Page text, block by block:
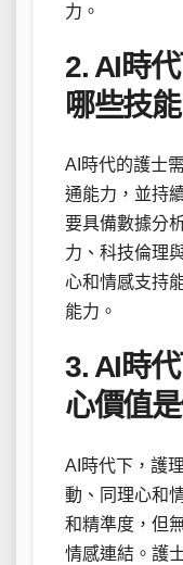
力。
2. AI時
哪些技能
AI時代的護士
通能力，並持
要具備數據分
力、科技倫理
心和情感支持
能力。
3. AI時
心價值
AI時代下，護
動、同理心和
和精準度，但
情感連結。護